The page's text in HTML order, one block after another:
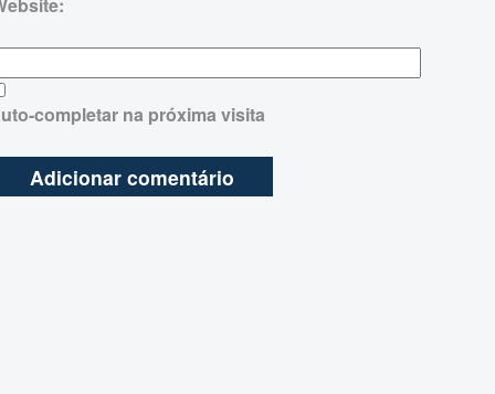
completar na próxima visita